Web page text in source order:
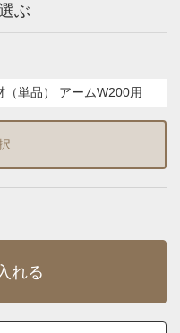
ぶ
（単品） アームW200用